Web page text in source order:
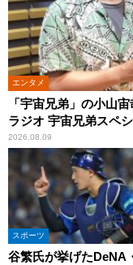
エンタメ
「宇宙兄弟」の小山
ラジオ 宇宙兄弟スペシ
2026.08.09
スポーツ
谷繁氏が挙げたDeNA